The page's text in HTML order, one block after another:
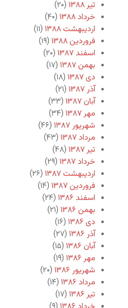
تیر ۱۳۸۸
(۲۰)
خرداد ۱۳۸۸
(۴۰)
اردیبهشت ۱۳۸۸
(۱۱)
فروردین ۱۳۸۸
(۱۹)
اسفند ۱۳۸۷
(۲۰)
بهمن ۱۳۸۷
(۱۷)
دی ۱۳۸۷
(۱۸)
آذر ۱۳۸۷
(۲۱)
آبان ۱۳۸۷
(۳۳)
مهر ۱۳۸۷
(۳۴)
شهریور ۱۳۸۷
(۴۶)
مرداد ۱۳۸۷
(۴۳)
تیر ۱۳۸۷
(۴۸)
خرداد ۱۳۸۷
(۲۹)
اردیبهشت ۱۳۸۷
(۲۶)
فروردین ۱۳۸۷
(۱۴)
اسفند ۱۳۸۶
(۲۴)
بهمن ۱۳۸۶
(۲۱)
دی ۱۳۸۶
(۱۶)
آذر ۱۳۸۶
(۲۷)
آبان ۱۳۸۶
(۱۵)
مهر ۱۳۸۶
(۱۹)
شهریور ۱۳۸۶
(۲۰)
مرداد ۱۳۸۶
(۱۴)
تیر ۱۳۸۶
(۱۷)